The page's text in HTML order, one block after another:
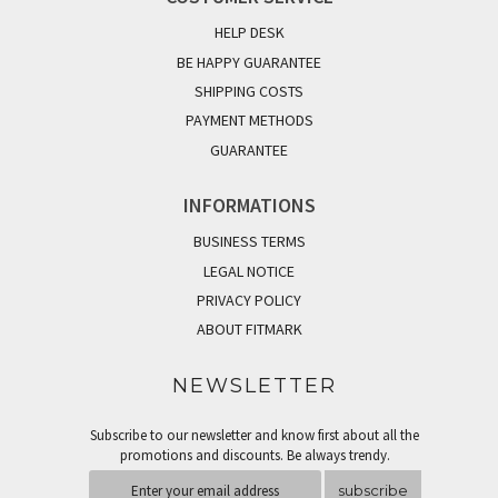
HELP DESK
BE HAPPY GUARANTEE
SHIPPING COSTS
PAYMENT METHODS
GUARANTEE
INFORMATIONS
BUSINESS TERMS
LEGAL NOTICE
PRIVACY POLICY
ABOUT FITMARK
NEWSLETTER
Subscribe to our newsletter and know first about all the
promotions and discounts. Be always trendy.
subscribe